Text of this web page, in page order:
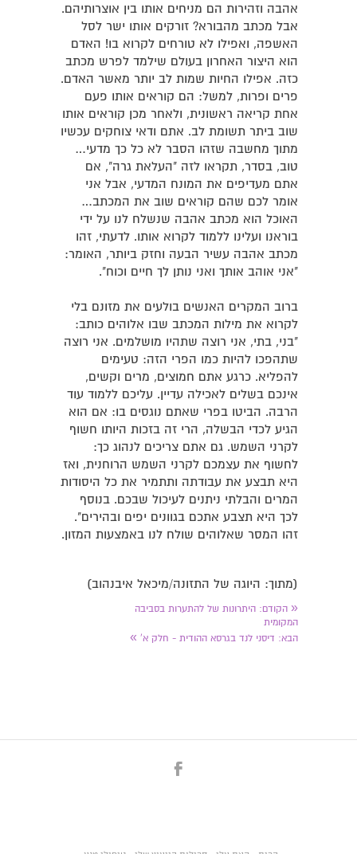
אהבה וזהירות הם מניחים אותו בין אוצרותיהם.
אבל מכתב מהבורא? זורקים אותו ישר לסל
האשפה, ואפילו לא טורחים לקרוא בו! האדם
הוא היצור האחרון בעולם שילמד לפרש מכתב
כזה. אפילו החיות שמות לב יותר מאשר האדם.
פרים ופרות, למשל: הם קוראים אותו פעם
אחת קריאה ראשונית, ולאחר מכן קוראים אותו
שוב ביתר תשומת לב. אתם ודאי צוחקים עכשיו
מתוך מחשבה שזהו הסבר לא כל כך מדעי…
טוב, בסדר, תקראו לזה "העלאת גרה", אם
אתם מעדיפים את המונח המדעי, אבל אני
אומר לכם שהם קוראים שוב את המכתב…
האוכל הוא מכתב אהבה שנשלח לנו על ידי
בוראנו ועלינו ללמוד לקרוא אותו. לדעתי, זהו
מכתב אהבה עשיר הבעה וחזק ביותר, האומר:
"אני אוהב אותך ואני נותן לך חיים וכוח".
ברוב המקרים האנשים בולעים את מזונם בלי
לקרוא את מילות המכתב שבו אלוהים כותב:
"בני, בתי, אני רוצה שתהיו מושלמים. אני רוצה
שתהפכו להיות כמו הפרי הזה: טעימים
להפליא. כרגע אתם חמוצים, מרים וקשים,
אינכם בשלים לאכילה עדיין. עליכם ללמוד עוד
הרבה. הביטו בפרי שאתם נוגסים בו: אם הוא
הגיע לכדי הבשלה, הרי זה בזכות היותו חשוף
לקרני השמש. גם אתם צריכים לנהוג כך:
לחשוף את עצמכם לקרני השמש הרוחנית, ואז
היא תבצע את עבודתה ותתמיר את כל היסודות
המרים והבלתי ניתנים לעיכול שבכם. בנוסף
לכך היא תצבע אתכם בגוונים יפים ובהירים".
זהו המסר שאלוהים שולח לנו באמצעות המזון.
(מתוך: היוגה של התזונה/מיכאל איבנהוב)
« הקודם: היתרונות של להתערות בסביבה
המקומית
הבא: דיסני לנד בגרסא ההודית - חלק א' »